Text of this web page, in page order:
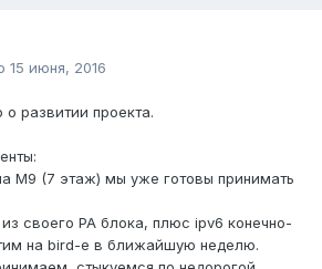
15 июня, 2016
развитии проекта.
М9 (7 этаж) мы уже готовы принимать
своего PA блока, плюс ipv6 конечно-
на bird-е в ближайшую неделю.